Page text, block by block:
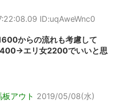
ID:uqAweWnc0
からの流れも考慮して
エリ女2200でいいと思
アウト 2019/05/08(水)